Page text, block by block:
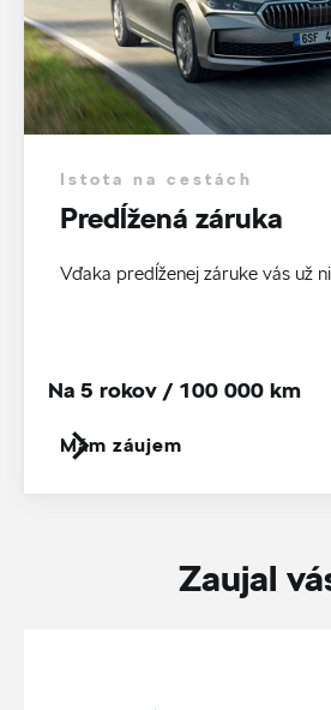
Istota na cestách
Predĺžená záruka
Vďaka predĺženej záruke vás už
Mám záujem
Na 5 rokov / 100 000 km
Zaujal